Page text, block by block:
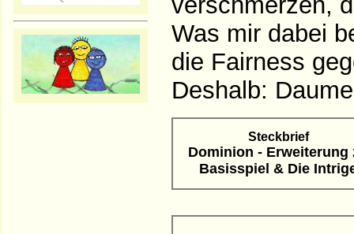
Was mir dabei
die Fairness
Deshalb:
Steckbrief
Dominion - Erweiterung
Basisspiel & Die